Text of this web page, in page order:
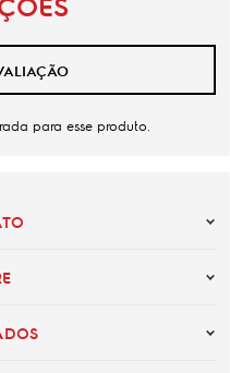
para esse produto.